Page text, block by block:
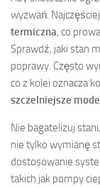
wyzwań.
termiczna , co
Sprawdź, jaki stan
poprawy. Często
co z kolei oznacza
szczelniejsze
Nie bagatelizuj
nie tylko wymianę
dostosowanie
takich jak pompy